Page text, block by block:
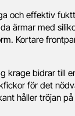
och effektiv
ärmar med
Kortare
krage bidrar till
för det
håller tröjan